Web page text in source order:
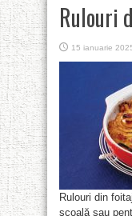
Rulouri
15 ianuarie
Rulouri din
școală sau